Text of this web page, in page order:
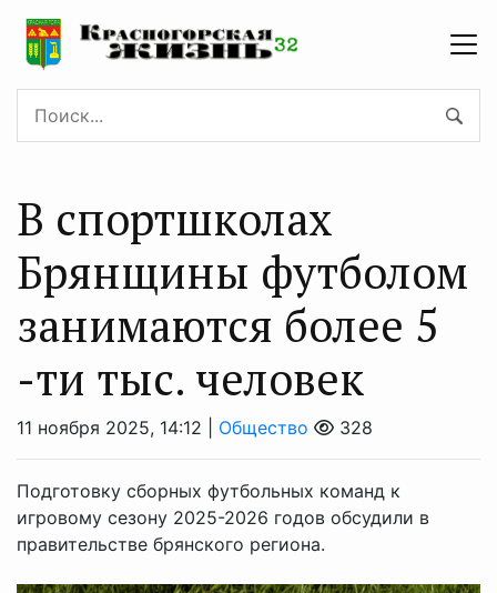
В спортшколах
Брянщины футболом
занимаются более 5
-ти тыс. человек
11 ноября 2025, 14:12 | Общество 328
Подготовку сборных футбольных команд к
игровому сезону 2025-2026 годов обсудили в
правительстве брянского региона.